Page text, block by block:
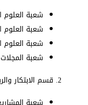
شعبة العلوم
شعبة العلوم
شعبة العلوم
شعبة المجلات
قسم الابتكار